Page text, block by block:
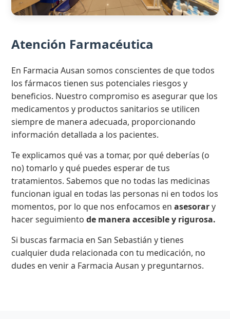
Atención Farmacéutica
En Farmacia Ausan somos conscientes de que todos
los fármacos tienen sus potenciales riesgos y
beneficios. Nuestro compromiso es asegurar que los
medicamentos y productos sanitarios se utilicen
siempre de manera adecuada, proporcionando
información detallada a los pacientes.
Te explicamos qué vas a tomar, por qué deberías (o
no) tomarlo y qué puedes esperar de tus
tratamientos. Sabemos que no todas las medicinas
funcionan igual en todas las personas ni en todos los
momentos, por lo que nos enfocamos enasesorary
hacer seguimientode manera accesible y rigurosa.
Si buscas farmacia en San Sebastián y tienes
cualquier duda relacionada con tu medicación, no
dudes en venir a Farmacia Ausan y preguntarnos.